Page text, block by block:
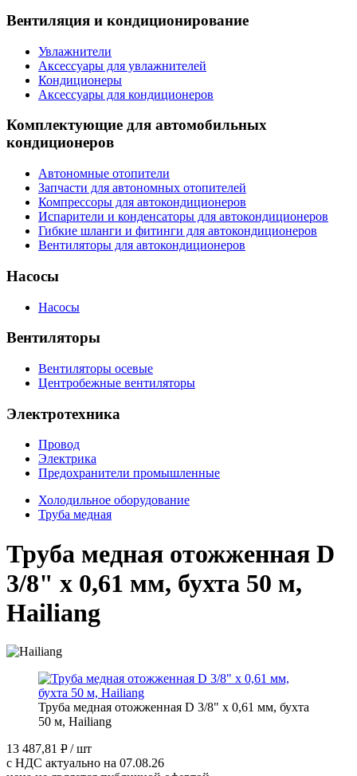
Вентиляция и кондиционирование
Увлажнители
Аксессуары для увлажнителей
Кондиционеры
Аксессуары для кондиционеров
Комплектующие для автомобильных
кондиционеров
Автономные отопители
Запчасти для автономных отопителей
Компрессоры для автокондиционеров
Испарители и конденсаторы для автокондиционеров
Гибкие шланги и фитинги для автокондиционеров
Вентиляторы для автокондиционеров
Насосы
Насосы
Вентиляторы
Вентиляторы осевые
Центробежные вентиляторы
Электротехника
Провод
Электрика
Предохранители промышленные
Холодильное оборудование
Труба медная
Труба медная отожженная D
3/8" x 0,61 мм, бухта 50 м,
Hailiang
Труба медная отожженная D 3/8" x 0,61 мм, бухта
50 м, Hailiang
13 487,81 P / шт
с НДС актуально на 07.08.26